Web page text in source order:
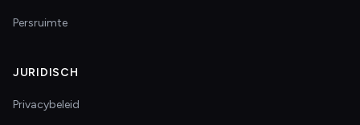
Persruimte
JURIDISCH
Privacybeleid